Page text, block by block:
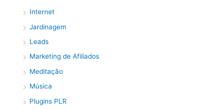
Internet
Jardinagem
Leads
Marketing de Afiliados
Meditação
Música
Plugins PLR